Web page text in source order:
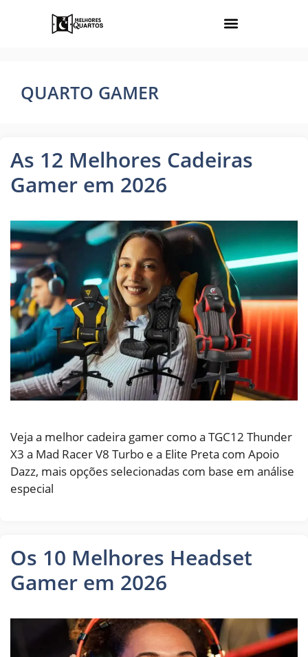
QUARTO GAMER
As 12 Melhores Cadeiras
Gamer em 2026
Veja a melhor cadeira gamer como a TGC12 Thunder
X3 a Mad Racer V8 Turbo e a Elite Preta com Apoio
Dazz, mais opções selecionadas com base em análise
especial
Os 10 Melhores Headset
Gamer em 2026